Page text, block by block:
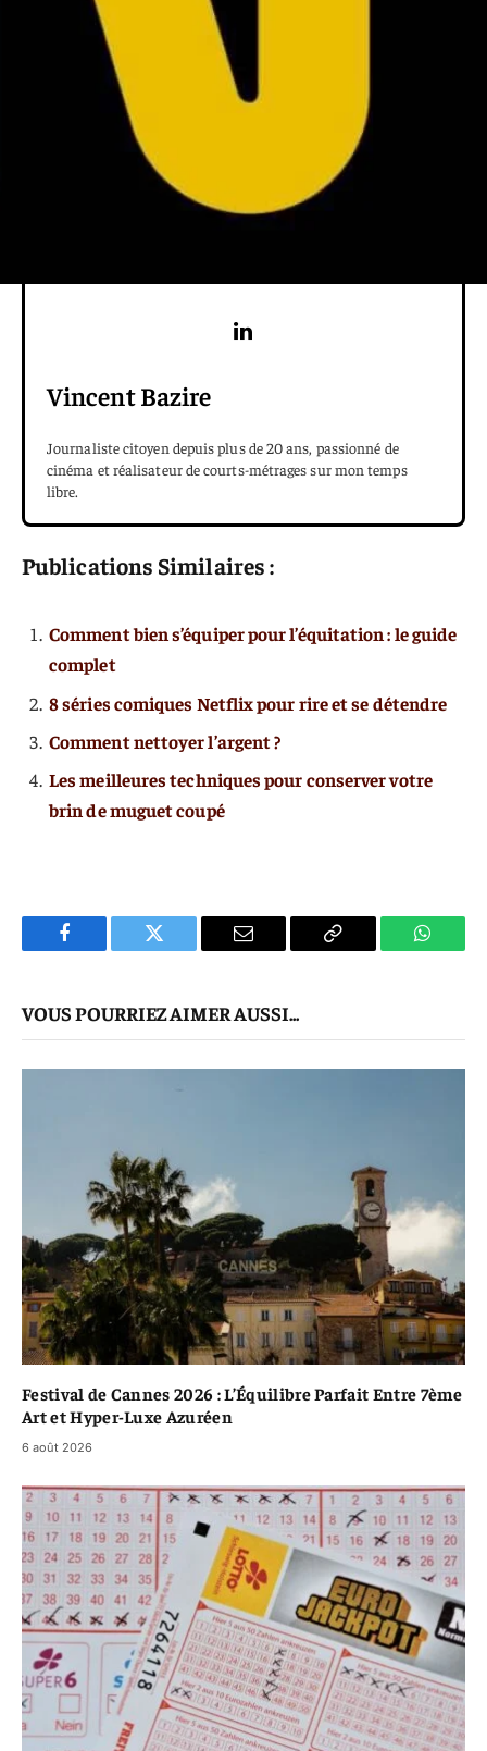
Vincent Bazire
Journaliste citoyen depuis plus de 20 ans, passionné de
cinéma et réalisateur de courts-métrages sur mon temps
libre.
Publications Similaires :
Comment bien s’équiper pour l’équitation : le guide
complet
8 séries comiques Netflix pour rire et se détendre
Comment nettoyer l’argent ?
Les meilleures techniques pour conserver votre
brin de muguet coupé
Facebook Twitter
E-
Copier
VOUS POURRIEZ AIMER AUSSI...
Festival de Cannes 2026 : L’Équilibre Parfait Entre 7ème
Art et Hyper-Luxe Azuréen
6 août 2026